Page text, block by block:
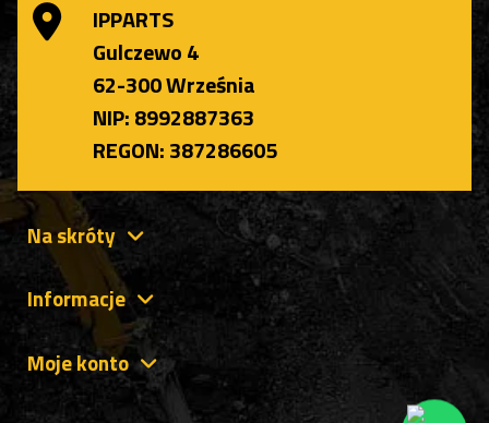
IPPARTS
Gulczewo 4
62-300 Września
NIP: 8992887363
REGON: 387286605
Na skróty
Informacje
Moje konto